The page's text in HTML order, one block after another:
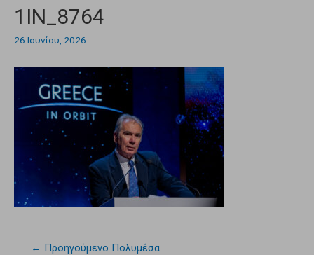
1IN_8764
26 Ιουνίου, 2026
← Προηγούμενο Πολυμέσα